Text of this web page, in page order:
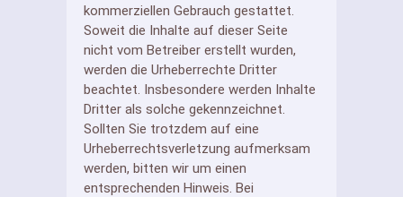
kommerziellen Gebrauch gestattet.
Soweit die Inhalte auf dieser Seite
nicht vom Betreiber erstellt wurden,
werden die Urheberrechte Dritter
beachtet. Insbesondere werden Inhalte
Dritter als solche gekennzeichnet.
Sollten Sie trotzdem auf eine
Urheberrechtsverletzung aufmerksam
werden, bitten wir um einen
entsprechenden Hinweis. Bei